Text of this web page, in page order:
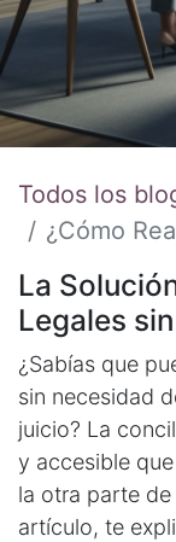
Todos los
¿Cómo Realizar el Proceso de
La
Legales
¿Sabías que
sin necesidad
juicio? La
y accesible
la otra parte
artículo, te